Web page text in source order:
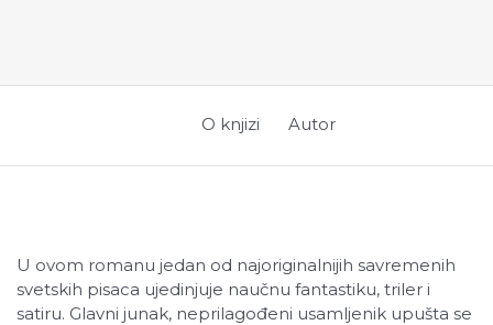
O knjizi Autor
U ovom romanu jedan od najoriginalnijih savremenih
svetskih pisaca ujedinjuje naučnu fantastiku, triler i
satiru. Glavni junak, neprilagođeni usamljenik upušta se